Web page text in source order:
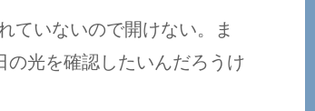
ていないので開けない。ま
光を確認したいんだろうけ